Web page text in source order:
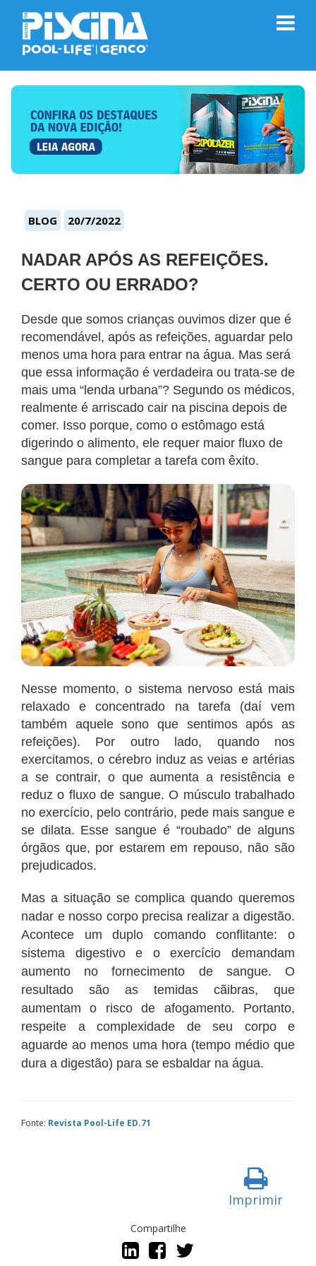
BLOG 20/7/2022
NADAR APÓS AS REFEIÇÕES.
CERTO OU ERRADO?
Desde que somos crianças ouvimos dizer que é
recomendável, após as refeições, aguardar pelo
menos uma hora para entrar na água. Mas será
que essa informação é verdadeira ou trata-se de
mais uma “lenda urbana”? Segundo os médicos,
realmente é arriscado cair na piscina depois de
comer. Isso porque, como o estômago está
digerindo o alimento, ele requer maior fluxo de
sangue para completar a tarefa com êxito.
Nesse momento, o sistema nervoso está mais
relaxado e concentrado na tarefa (daí vem
também aquele sono que sentimos após as
refeições). Por outro lado, quando nos
exercitamos, o cérebro induz as veias e artérias
a se contrair, o que aumenta a resistência e
reduz o fluxo de sangue. O músculo trabalhado
no exercício, pelo contrário, pede mais sangue e
se dilata. Esse sangue é “roubado” de alguns
órgãos que, por estarem em repouso, não são
prejudicados.
Mas a situação se complica quando queremos
nadar e nosso corpo precisa realizar a digestão.
Acontece um duplo comando conflitante: o
sistema digestivo e o exercício demandam
aumento no fornecimento de sangue. O
resultado são as temidas cãibras, que
aumentam o risco de afogamento. Portanto,
respeite a complexidade de seu corpo e
aguarde ao menos uma hora (tempo médio que
dura a digestão) para se esbaldar na água.
Fonte: Revista Pool-Life ED.71
Imprimir
Compartilhe